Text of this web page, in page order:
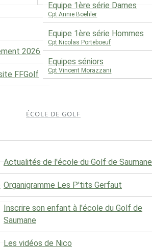
2026
FFGolf
Equipe 1ère série Dames
Cpt Annie Boehler
Equipe 1ère série Hommes
Cpt Nicolas Porteboeuf
Equipes séniors
Cpt Vincent Morazzani
ÉCOLE DE GOLF
Actualités de l'école du Golf de Saumane
Organigramme Les P'tits Gerfaut
Inscrire son enfant à l'école du Golf de
Saumane
Les vidéos de Nico